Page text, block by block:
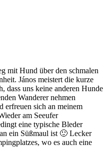
mit Hund über den schmalen
János meistert die kurze
dass uns keine anderen Hunde
Wanderer nehmen
erfreuen sich an meinem
am Seeufer
eine typische Bleder
ein Süßmaul ist 🙂 Lecker
wo es auch eine